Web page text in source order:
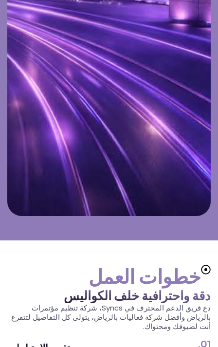
خطوات العمل
دقة واحترافية خلف الكواليس
دع فريق الدعم المحترف في Syncs، شركة تنظيم مؤتمرات
بالرياض وأفضل شركة فعاليات بالرياض، يتولى كل التفاصيل لتتفرغ
أنت لضيوفك ومحتواك.
01.